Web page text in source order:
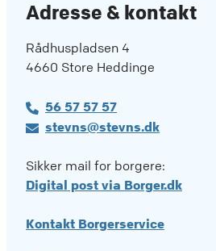
Adresse & kontakt
Rådhuspladsen 4
4660 Store Heddinge
56 57 57 57
stevns@stevns.dk
Sikker mail for borgere:
Digital post via Borger.dk
Kontakt Borgerservice